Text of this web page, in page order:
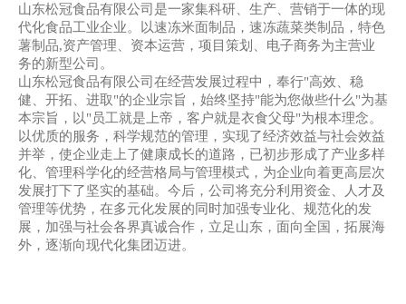
山东松冠食品有限公司是一家集科研、生产、营销于一体的现
代化食品工业企业。以速冻米面制品，速冻蔬菜类制品，特色
薯制品,资产管理、资本运营，项目策划、电子商务为主营业
务的新型公司。
山东松冠食品有限公司在经营发展过程中，奉行"高效、稳
健、开拓、进取"的企业宗旨，始终坚持"能为您做些什么"为基
本宗旨，以"员工就是上帝，客户就是衣食父母"为根本理念。
以优质的服务，科学规范的管理，实现了经济效益与社会效益
并举，使企业走上了健康成长的道路，已初步形成了产业多样
化、管理科学化的经营格局与管理模式，为企业向着更高层次
发展打下了坚实的基础。今后，公司将充分利用资金、人才及
管理等优势，在多元化发展的同时加强专业化、规范化的发
展，加强与社会各界真诚合作，立足山东，面向全国，拓展海
外，逐渐向现代化集团迈进。